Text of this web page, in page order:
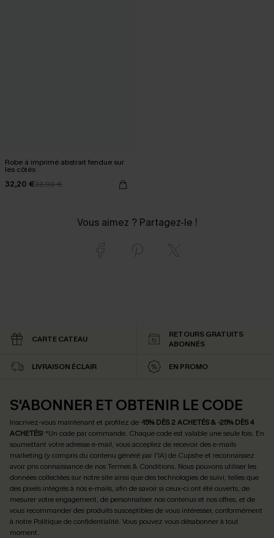
Robe à imprimé abstrait fendue sur
les côtés
32,20 €33,90 €
Vous aimez ? Partagez-le !
CARTE CATEAU
RETOURS GRATUITS
ABONNÉS
LIVRAISON ÉCLAIR EN PROMO
S'ABONNER ET OBTENIR LE CODE
Inscrivez-vous maintenant et profitez de -15% DÈS 2 ACHETÉS & -25% DÈS 4
ACHETÉS! *Un code par commande. Chaque code est valable une seule fois. En
soumettant votre adresse e-mail, vous acceptez de recevoir des e-mails
marketing (y compris du contenu généré par l'IA) de Cupshe et reconnaissez
avoir pris connaissance de nosTermes & Conditions. Nous pouvons utiliser les
données collectées sur notre site ainsi que des technologies de suivi, telles que
des pixels intégrés à nos e-mails, afin de savoir si ceux-ci ont été ouverts, de
mesurer votre engagement, de personnaliser nos contenus et nos offres, et de
vous recommander des produits susceptibles de vous intéresser, conformément
à notre Politique de confidentialité. Vous pouvez vous désabonner à tout
moment.